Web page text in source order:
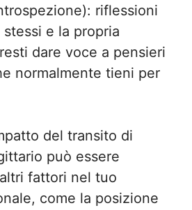
riflessioni
e la propria
dare voce a pensieri
normalmente tieni per
del transito di
può essere
fattori nel tuo
come la posizione